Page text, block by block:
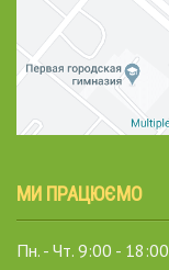
МИ ПРАЦЮЄМО
Пн. - Чт. 9:00 - 18:00